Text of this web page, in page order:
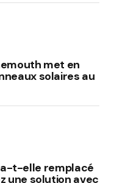
met en
solaires au
a-t-elle remplacé
une solution avec